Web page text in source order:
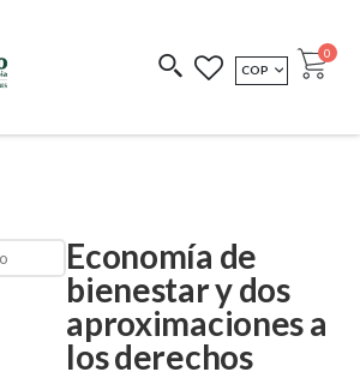
REDIMIR CÓDIGO
MONEDA
COP Cart
0
Economía de
bienestar y dos
aproximaciones a
los derechos